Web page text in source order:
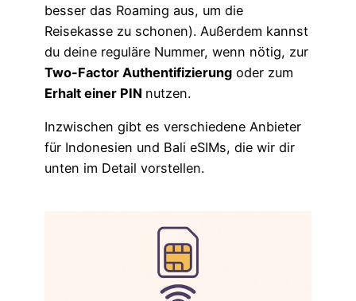
besser das Roaming aus, um die
Reisekasse zu schonen). Außerdem kannst
du deine reguläre Nummer, wenn nötig, zur
Two-Factor Authentifizierung oder zum
Erhalt einer PIN nutzen.
Inzwischen gibt es verschiedene Anbieter
für Indonesien und Bali eSIMs, die wir dir
unten im Detail vorstellen.